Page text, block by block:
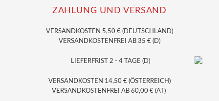
ZAHLUNG UND VERSAND
VERSANDKOSTEN 5,50 € (DEUTSCHLAND)
VERSANDKOSTENFREI AB 35 € (D)
LIEFERFRIST 2 - 4 TAGE (D)
VERSANDKOSTEN 14,50 € (ÖSTERREICH)
VERSANDKOSTENFREI AB 60,00 € (AT)